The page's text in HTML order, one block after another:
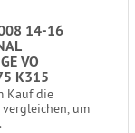
14-16
VO
K315
Kauf die
um